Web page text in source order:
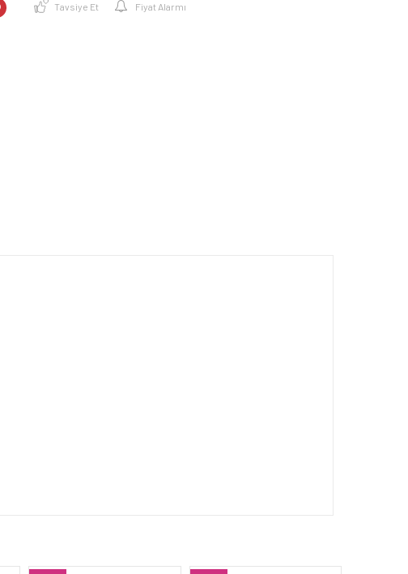
Tavsiye Et Fiyat Alarmı